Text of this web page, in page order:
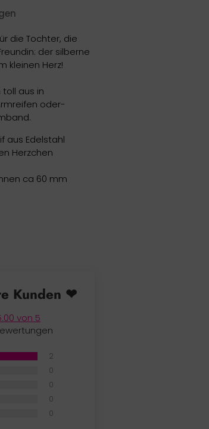
die Tochter, die
der silberne
kleinen Herz!
aus in
oder-
aus Edelstahl
Herzchen
ca 60 mm
Kunden ❤
von 5
2
0
0
0
0